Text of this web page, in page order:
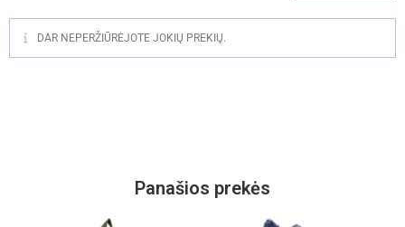
DAR NEPERŽIŪRĖJOTE JOKIŲ PREKIŲ.
Panašios prekės